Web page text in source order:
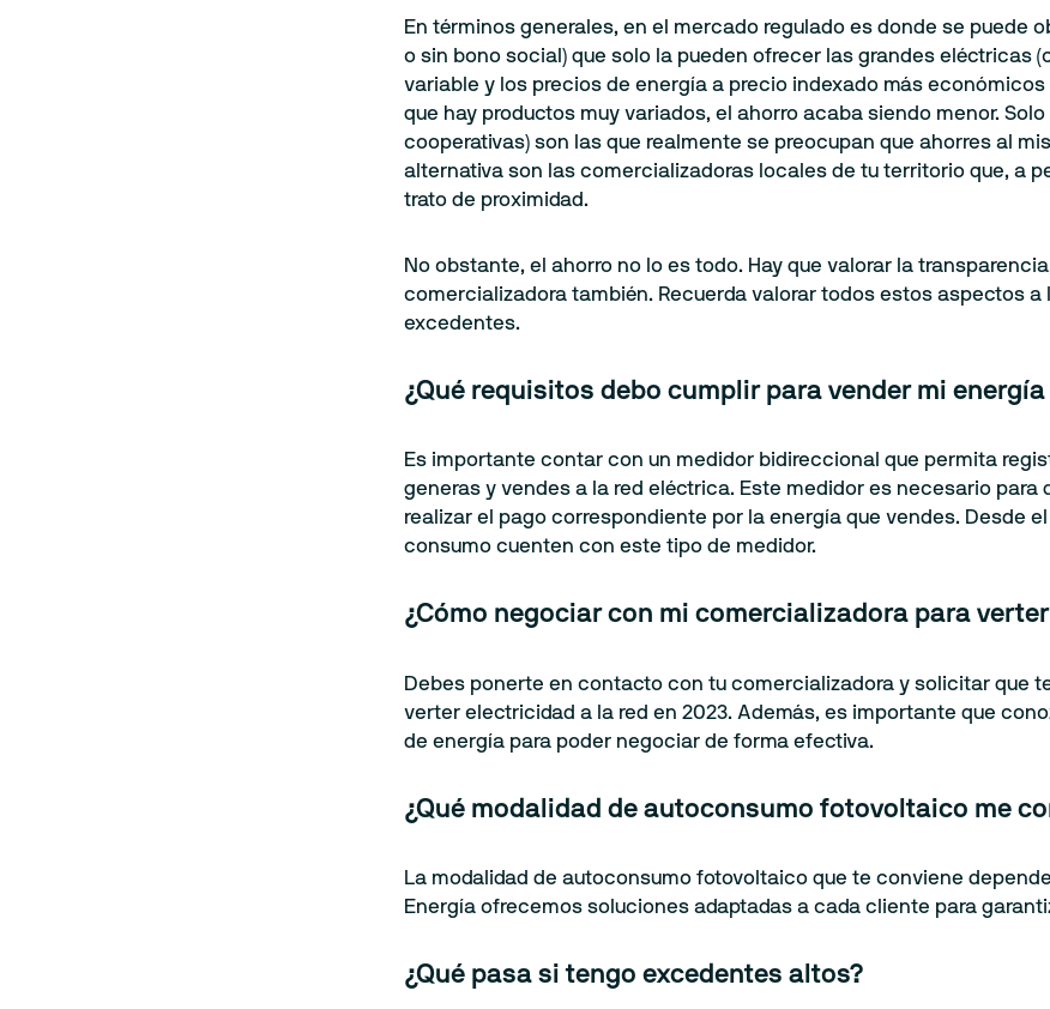
En términos generales, en el mercado regulado es donde se puede
o sin bono social) que solo la pueden ofrecer las grandes eléctricas
variable y los precios de energía a precio indexado más
que hay productos muy variados, el ahorro acaba siendo menor.
cooperativas) son las que realmente se preocupan que ahorres al
alternativa son las comercializadoras locales de tu territorio que, a
trato de proximidad.
No obstante, el ahorro no lo es todo. Hay que valorar la
comercializadora también. Recuerda valorar todos estos aspectos
excedentes.
¿Qué requisitos debo cumplir para vender mi
Es importante contar con un medidor bidireccional que permita
generas y vendes a la red eléctrica. Este medidor es necesario
realizar el pago correspondiente por la energía que vendes. Desde
consumo cuenten con este tipo de medidor.
¿Cómo negociar con mi comercializadora para
Debes ponerte en contacto con tu comercializadora y solicitar que
verter electricidad a la red en 2023. Además, es importante que
de energía para poder negociar de forma efectiva.
¿Qué modalidad de autoconsumo fotovoltaico me
La modalidad de autoconsumo fotovoltaico que te conviene
Energía ofrecemos soluciones adaptadas a cada cliente para
¿Qué pasa si tengo excedentes altos?